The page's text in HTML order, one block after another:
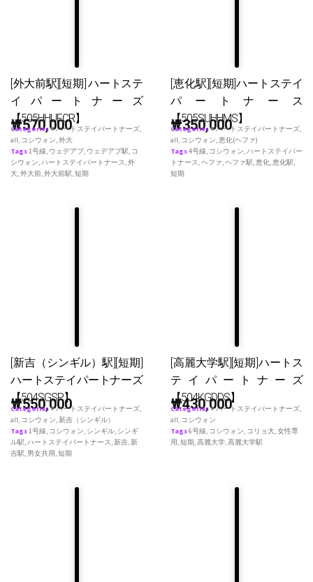
[外大前駅][短期] ハートステ
イパートナーズ
【505HHUFCR】
₩570,000
Categories♥ ハートステイパートナーズ,
all, コシウォン,外大
Tags1号線, ウェデアプ, ウェデアプ駅, コ
シウォン,ハートステイパートナース,外
大,外大前,外大前駅,短期
[恵化駅][短期]ハートステイ
パートナース
【505SUHHMS】
₩350,000
Categories♥ ハートステイパートナーズ,
all, コシウォン,恵化(ヘファ)
Tags4号線, コシウォン,ハートステイパー
トナース,ヘファ,ヘファ駅,恵化,恵化駅,
短期
[新吉（シンギル）駅][短期]
ハートステイパートナーズ
【504SGSP】
₩550,000
Categories♥ ハートステイパートナーズ,
all, コシウォン,新吉（シンギル）
Tags1号線, コシウォン, シンギル, シンギ
ル駅,ハートステイパートナース,新吉,新
吉駅, 男女共用,短期
[高麗大学駅][短期]ハートス
テイパートナーズ
【504KGDDS】
₩430,000
Categories♥ ハートステイパートナーズ,
all, コシウォン
Tags6号線, コシウォン, コリョ大,女性専
用,短期,高麗大学,高麗大学駅